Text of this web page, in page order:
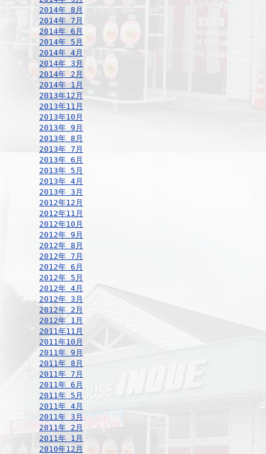
2014年 8月
2014年 7月
2014年 6月
2014年 5月
2014年 4月
2014年 3月
2014年 2月
2014年 1月
2013年12月
2013年11月
2013年10月
2013年 9月
2013年 8月
2013年 7月
2013年 6月
2013年 5月
2013年 4月
2013年 3月
2012年12月
2012年11月
2012年10月
2012年 9月
2012年 8月
2012年 7月
2012年 6月
2012年 5月
2012年 4月
2012年 3月
2012年 2月
2012年 1月
2011年11月
2011年10月
2011年 9月
2011年 8月
2011年 7月
2011年 6月
2011年 5月
2011年 4月
2011年 3月
2011年 2月
2011年 1月
2010年12月